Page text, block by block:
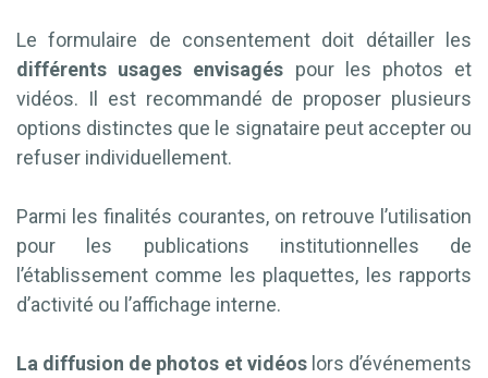
Le formulaire de consentement doit détailler les
différents usages envisagés pour les photos et
vidéos. Il est recommandé de proposer plusieurs
options distinctes que le signataire peut accepter ou
refuser individuellement.
Parmi les finalités courantes, on retrouve l’utilisation
pour les publications institutionnelles de
l’établissement comme les plaquettes, les rapports
d’activité ou l’affichage interne.
La diffusion de photos et vidéoslors d’événements